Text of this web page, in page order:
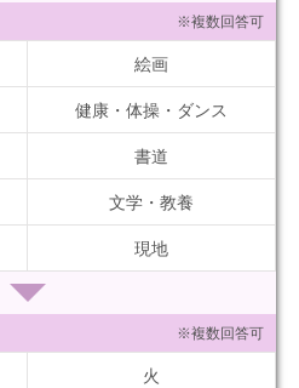
※複数回答可
絵画
健康・体操・ダンス
書道
文学・教養
現地
※複数回答可
火